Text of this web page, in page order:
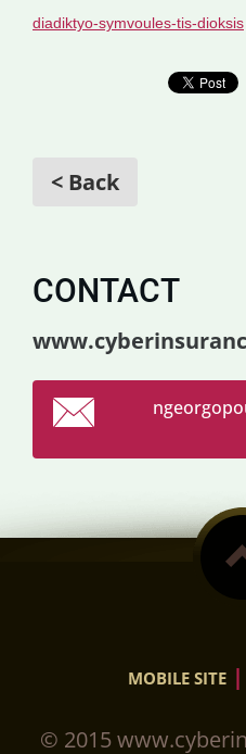
diadiktyo-symvoules-tis-dioksis
< Back
CONTACT
ngeorgop
MOBILE SITE |
© 2015